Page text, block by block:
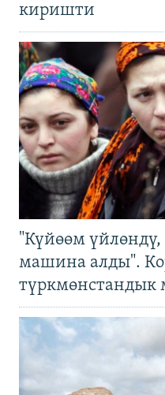
киришти
"Күйөөм
машина алды".
түркмөнстандык